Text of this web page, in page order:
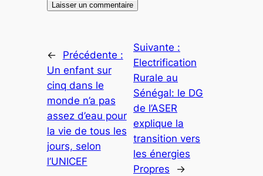
←
Précédente :
Un enfant sur
cinq dans le
monde n’a pas
assez d’eau pour
la vie de tous les
jours, selon
l’UNICEF
Suivante :
Electrification
Rurale au
Sénégal: le DG
de l’ASER
explique la
transition vers
les énergies
Propres
→